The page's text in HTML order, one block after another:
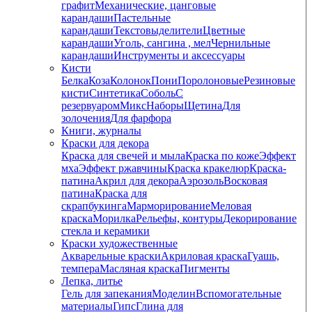
графитМеханические, цанговые
карандашиПастельные
карандашиТекстовыделителиЦветные
карандашиУголь, сангина , мелЧернильные
карандашиИнструменты и аксессуары
Кисти
БелкаКозаКолонокПониПоролоновыеРезиновые
кистиСинтетикаСобольС
резервуаромМиксНаборыЩетинаДля
золоченияДля фарфора
Книги, журналы
Краски для декора
Краска для свечей и мылаКраска по кожеЭффект
мхаЭффект ржавчиныКраска кракелюрКраска-
патинаАкрил для декораАэрозольВосковая
патинаКраска для
скрапбукингаМарморированиеМеловая
краскаМорилкаРельефы, контурыДекорирование
стекла и керамики
Краски художественные
Акварельные краскиАкриловая краскаГуашь,
темпераМасляная краскаПигменты
Лепка, литье
Гель для запеканияМоделинВспомогательные
материалыГипсГлина для